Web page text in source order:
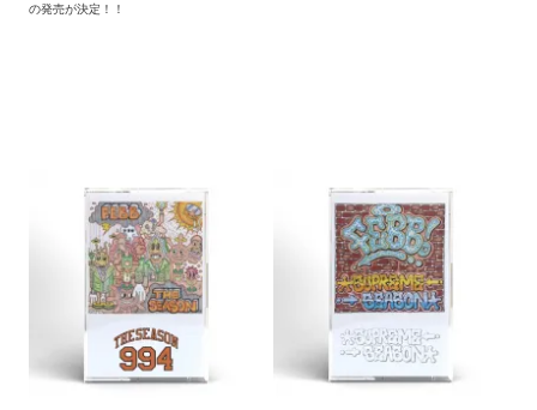
の発売が決定！！